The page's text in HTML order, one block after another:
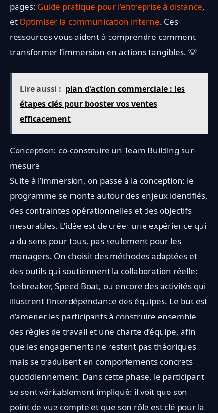
pages: Guide pratique pour l’entreprise à distance,
et Optimiser la communication interne. Ces
ressources vous aident à comprendre comment
transformer l’immersion en actions tangibles. 💡
Lire aussi : plan d'action commerciale : les
étapes clés pour booster vos ventes
efficacement
Conception: co-construire un Team Building sur-
mesure
Suite à l’immersion, on passe à la conception: le
programme se monte autour des enjeux identifiés,
des contraintes opérationnelles et des objectifs
mesurables. L’idée est de créer une expérience qui
a du sens pour tous, pas seulement pour les
managers. On choisit des méthodes adaptées et
des outils qui soutiennent la collaboration réelle:
Icebreaker, Speed Boat, ou encore des activités qui
illustrent l’interdépendance des équipes. Le but est
d’amener les participants à construire ensemble
des règles de travail et une charte d’équipe, afin
que les engagements ne restent pas théoriques
mais se traduisent en comportements concrets
quotidiennement. Dans cette phase, le participant
se sent véritablement impliqué: il voit que son
point de vue compte et que son rôle est clé pour la